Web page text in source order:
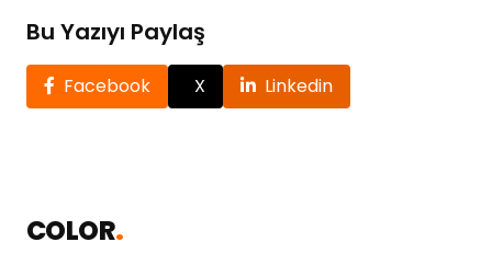
Bu Yazıyı Paylaş
Facebook X Linkedin
COLOR.